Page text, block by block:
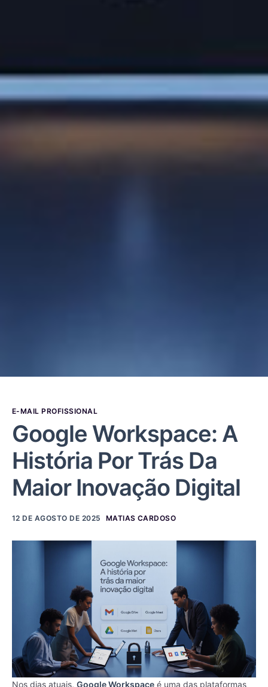
E-MAIL PROFISSIONAL
Google Workspace: A
História Por Trás Da
Maior Inovação Digital
12 DE AGOSTO DE 2025 MATIAS CARDOSO
Nos dias atuais, Google Workspace é uma das plataformas